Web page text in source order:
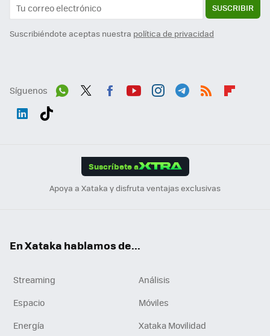
SUSCRIBIR
Suscribiéndote aceptas nuestra política de privacidad
Síguenos
Suscríbete a
Apoya a Xataka y disfruta ventajas exclusivas
En Xataka hablamos de...
Streaming
Análisis
Espacio
Móviles
Energía
Xataka Movilidad